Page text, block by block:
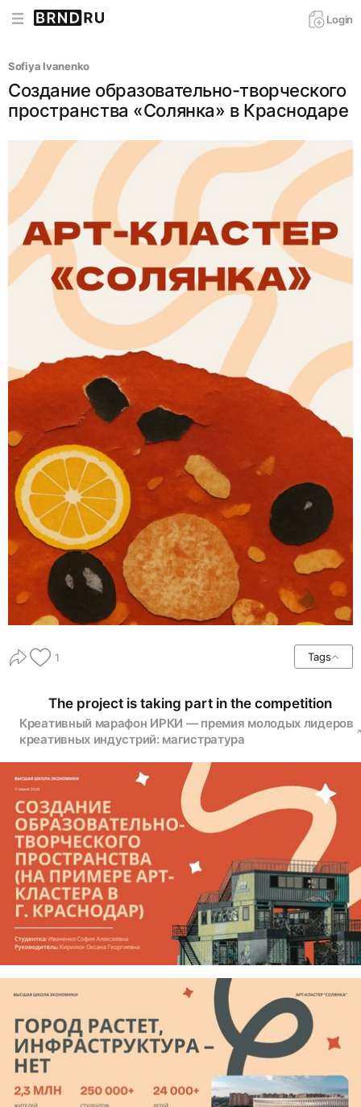
Login
Sofiya Ivanenko
Создание образовательно-творческого
пространства «Солянка» в Краснодаре
1 Tags
The project is taking part in the competition
Креативный марафон ИРКИ — премия молодых лидеров
креативных индустрий: магистратура